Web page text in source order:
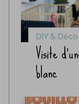
DIY & Déco
Visite
blanc